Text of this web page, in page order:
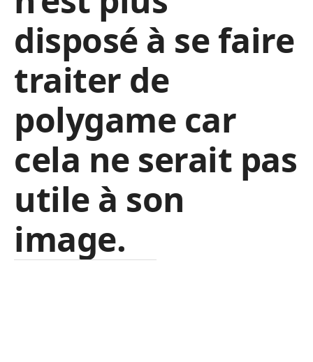
disposé à se faire
traiter de
polygame car
cela ne serait pas
utile à son
image.